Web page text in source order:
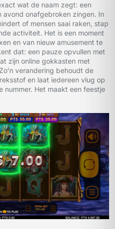
wat de naam zegt: een
avond onafgebroken zingen. In
of mensen saai raken, stap
activiteit. Het is een moment
en van nieuw amusement te
dat: een pauze opvullen met
zijn online gokkasten met
verandering behoudt de
en laat iedereen vlug op
nummer. Het maakt een feestje